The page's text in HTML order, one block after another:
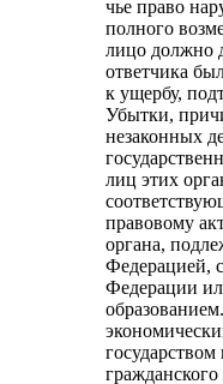
чье право
полного
лицо должно
ответчика
к ущербу,
Убытки,
незаконных
лиц этих
правовому
органа,
Федерацией,
Федерации